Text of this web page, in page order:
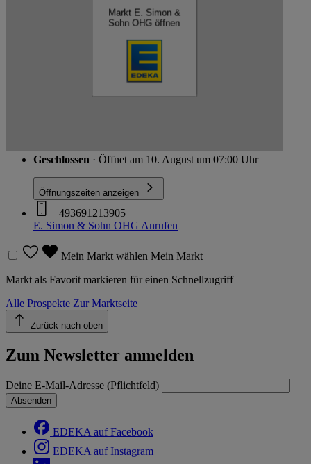
Markt E. Simon &
Sohn OHG öffnen
Geschlossen · Öffnet am 10. August um 07:00 Uhr
Öffnungszeiten anzeigen
+493691213905
E. Simon & Sohn OHG Anrufen
Mein Markt wählen Mein Markt
Markt als Favorit markieren für einen Schnellzugriff
Alle Prospekte Zur Marktseite
Zurück nach oben
Zum Newsletter anmelden
Deine E-Mail-Adresse (Pflichtfeld)
Absenden
EDEKA auf Facebook
EDEKA auf Instagram